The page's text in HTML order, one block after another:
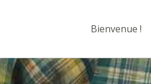
Bienvenue !